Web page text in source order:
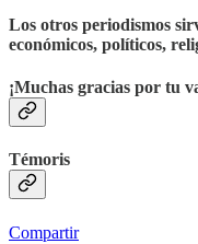
Los otros periodismos
económicos, políticos,
¡Muchas gracias por tu
Témoris
Compartir